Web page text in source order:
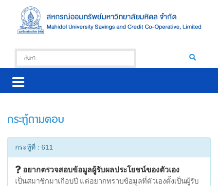
กระทู้ถามตอบ
กระทู้ที่ : 611
อยากตรวจสอบข้อมูลผู้รับผลประโยชน์ของตัวเอง
เป็นสมาชิกมาเกือบปี แต่อยากทราบข้อมูลที่ตัวเองตั้งเป็นผู้รับ